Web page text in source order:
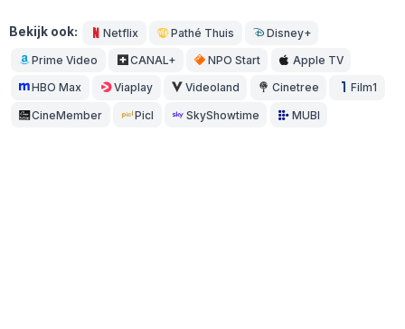
Bekijk ook: Netflix Pathé Thuis Disney+
Prime Video CANAL+ NPO Start Apple TV
HBO Max Viaplay Videoland Cinetree Film1
CineMember Picl SkyShowtime MUBI